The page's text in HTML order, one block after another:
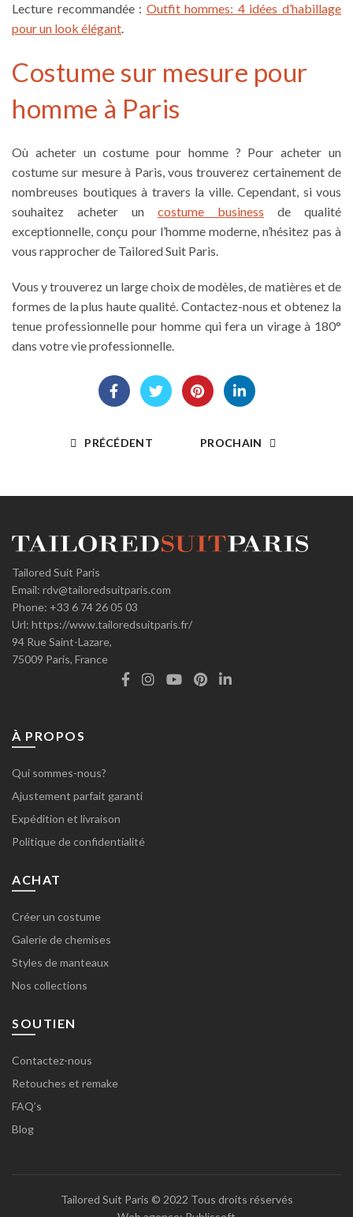
Lecture recommandée : Outfit hommes: 4 idées d’habillage
pour un look élégant.
Costume sur mesure pour
homme à Paris
Où acheter un costume pour homme ? Pour acheter un
costume sur mesure à Paris, vous trouverez certainement de
nombreuses boutiques à travers la ville. Cependant, si vous
souhaitez acheter un
costume business de qualité
exceptionnelle, conçu pour l’homme moderne, n’hésitez pas à
vous rapprocher de Tailored Suit Paris.
Vous y trouverez un large choix de modèles, de matières et de
formes de la plus haute qualité. Contactez-nous et obtenez la
tenue professionnelle pour homme qui fera un virage à 180°
dans votre vie professionnelle.
PRÉCÉDENT PROCHAIN
Tailored Suit Paris
Email: rdv@tailoredsuitparis.com
Phone: +33 6 74 26 05 03
Url: https://www.tailoredsuitparis.fr/
94 Rue Saint-Lazare,
75009 Paris, France
À PROPOS
Qui sommes-nous?
Ajustement parfait garanti
Expédition et livraison
Politique de confidentialité
ACHAT
Créer un costume
Galerie de chemises
Styles de manteaux
Nos collections
SOUTIEN
Contactez-nous
Retouches et remake
FAQ’s
Blog
Tailored Suit Paris © 2022 Tous droits réservés